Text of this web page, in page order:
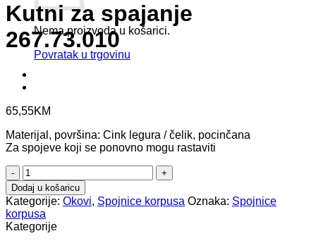
Nema proizvoda u košarici.
Povratak u trgovinu
Kutni za spajanje
267.73.010
65,55KM
Materijal, površina: Cink legura / čelik, pocinčana
Za spojeve koji se ponovno mogu rastaviti
Kutni
za
spajanje
267.73.010
količina
Dodaj u košaricu
Kategorije: Okovi, Spojnice korpusa Oznaka: Spojnice
korpusa
Kategorije